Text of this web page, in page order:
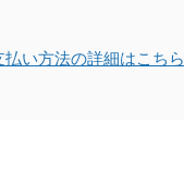
払い方法の詳細はこちら